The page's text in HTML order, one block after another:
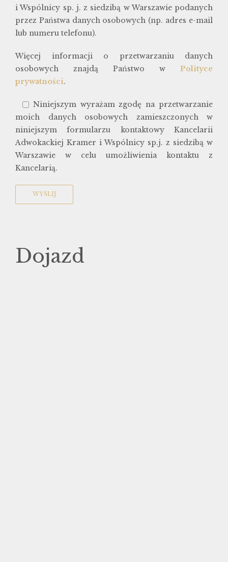
i Wspólnicy sp. j. z siedzibą w Warszawie podanych
przez Państwa danych osobowych (np. adres e-mail
lub numeru telefonu).
Więcej informacji o przetwarzaniu danych
osobowych znajdą Państwo w Polityce
prywatności.
Niniejszym wyrażam zgodę na przetwarzanie
moich danych osobowych zamieszczonych w
niniejszym formularzu kontaktowy Kancelarii
Adwokackiej Kramer i Wspólnicy sp.j. z siedzibą w
Warszawie w celu umożliwienia kontaktu z
Kancelarią.
Dojazd